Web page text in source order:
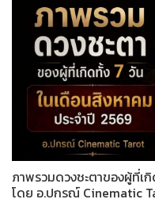
ภาพรวมดวงชะตาของผู้ที่เ
โดย อ.ปกรณ์ Cinematic